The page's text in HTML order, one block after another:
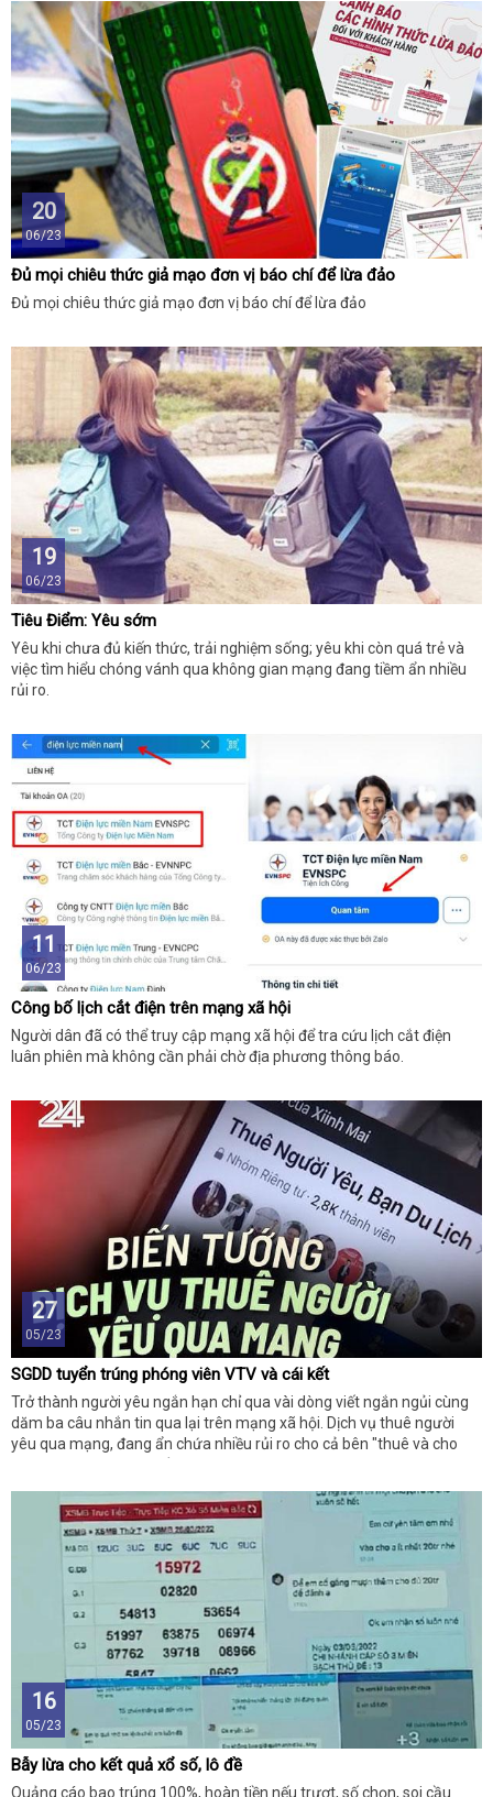
20
06/23
Đủ mọi chiêu thức giả mạo đơn vị báo chí để lừa đảo
Đủ mọi chiêu thức giả mạo đơn vị báo chí để lừa đảo
19
06/23
Tiêu Điểm: Yêu sớm
Yêu khi chưa đủ kiến thức, trải nghiệm sống; yêu khi còn quá trẻ và
việc tìm hiểu chóng vánh qua không gian mạng đang tiềm ẩn nhiều
rủi ro.
11
06/23
Công bố lịch cắt điện trên mạng xã hội
Người dân đã có thể truy cập mạng xã hội để tra cứu lịch cắt điện
luân phiên mà không cần phải chờ địa phương thông báo.
27
05/23
SGDD tuyển trúng phóng viên VTV và cái kết
Trở thành người yêu ngắn hạn chỉ qua vài dòng viết ngắn ngủi cùng
dăm ba câu nhắn tin qua lại trên mạng xã hội. Dịch vụ thuê người
yêu qua mạng, đang ẩn chứa nhiều rủi ro cho cả bên "thuê và cho
16
05/23
Bẫy lừa cho kết quả xổ số, lô đề
Quảng cáo bao trúng 100%, hoàn tiền nếu trượt, số chọn, soi cầu